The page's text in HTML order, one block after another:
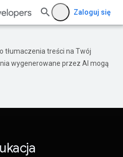
Zaloguj się
tłumaczenia treści na Twój
wygenerowane przez AI mogą